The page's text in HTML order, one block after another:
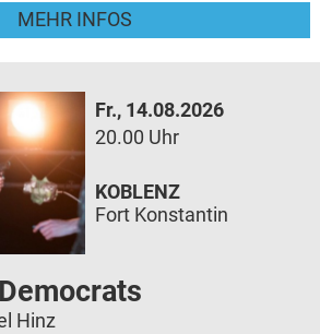
MEHR INFOS
Fr., 14.08.2026
20.00 Uhr
Hinz
KOBLENZ
Fort Konstantin